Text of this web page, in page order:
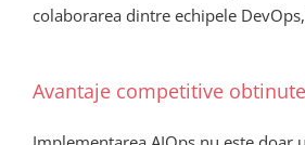
colaborarea dintre echipele
Avantaje competitive